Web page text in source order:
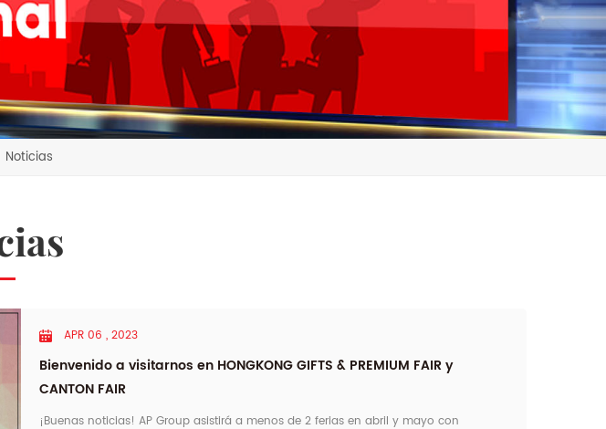
Noticias
APR 06 , 2023
Bienvenido a visitarnos en HONGKONG GIFTS & PREMIUM FAIR y
CANTON FAIR
¡Buenas noticias! AP Group asistirá a menos de 2 ferias en abril y mayo con